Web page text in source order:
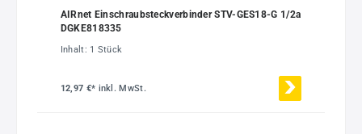
AIRnet Einschraubsteckverbinder STV-GES18-G 1/2a
DGKE818335
Inhalt: 1 Stück
12,97 €* inkl. MwSt.